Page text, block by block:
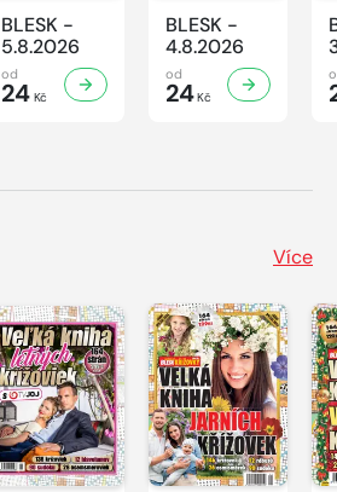
BLESK -
5.8.2026
od
24Kč
BLESK -
4.8.2026
od
24Kč
Více